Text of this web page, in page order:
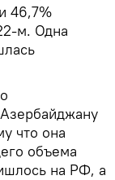
46,7%
м. Одна
что она
объема
на РФ, а